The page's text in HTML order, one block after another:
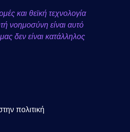
και θεϊκή τεχνολογία
νοημοσύνη είναι αυτό
δεν είναι κατάλληλος
πολιτική